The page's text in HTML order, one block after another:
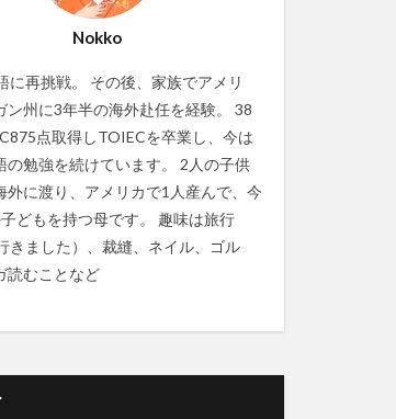
Nokko
に再挑戦。 その後、家族でアメリ
ン州に3年半の海外赴任を経験。 38
点取得しTOIECを卒業し、今は
の勉強を続けています。 2人の子供
外に渡り、アメリカで1人産んで、今
どもを持つ母です。 趣味は旅行
きました）、裁縫、ネイル、ゴル
読むことなど